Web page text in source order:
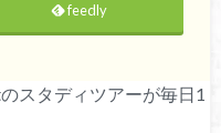
feedly
スタディツアーが毎日1